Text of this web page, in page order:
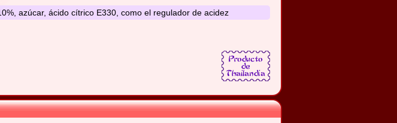
azúcar, ácido cítrico E330, como el regulador de acidez